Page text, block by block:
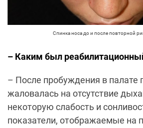
Спинка носа до и после повторной
– Каким был
– После пробуждения в палате
жаловалась на отсутствие
некоторую слабость и
показатели, отображаемые на